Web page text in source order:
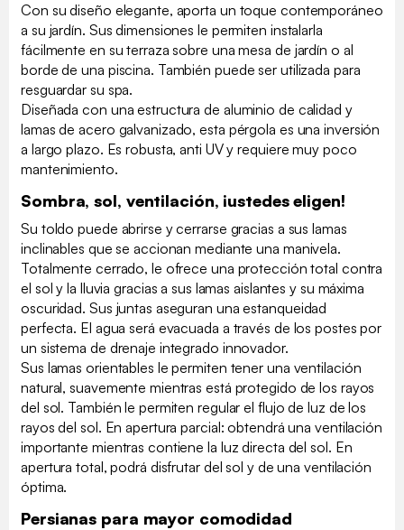
Con su diseño elegante, aporta un toque contemporáneo
a su jardín. Sus dimensiones le permiten instalarla
fácilmente en su terraza sobre una mesa de jardín o al
borde de una piscina. También puede ser utilizada para
resguardar su spa.
Diseñada con una estructura de aluminio de calidad y
lamas de acero galvanizado, esta pérgola es una inversión
a largo plazo. Es robusta, anti UV y requiere muy poco
mantenimiento.
Sombra, sol, ventilación, ¡ustedes eligen!
Su toldo puede abrirse y cerrarse gracias a sus lamas
inclinables que se accionan mediante una manivela.
Totalmente cerrado, le ofrece una protección total contra
el sol y la lluvia gracias a sus lamas aislantes y su máxima
oscuridad. Sus juntas aseguran una estanqueidad
perfecta. El agua será evacuada a través de los postes por
un sistema de drenaje integrado innovador.
Sus lamas orientables le permiten tener una ventilación
natural, suavemente mientras está protegido de los rayos
del sol. También le permiten regular el flujo de luz de los
rayos del sol. En apertura parcial: obtendrá una ventilación
importante mientras contiene la luz directa del sol. En
apertura total, podrá disfrutar del sol y de una ventilación
óptima.
Persianas para mayor comodidad